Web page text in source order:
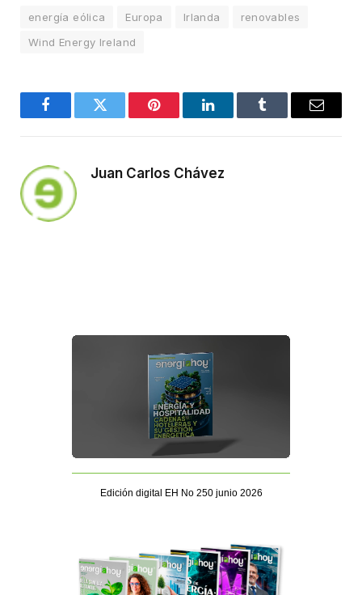
energía eólica Europa Irlanda
renovables
Wind Energy Ireland
FacebookTwitter Pinterest LinkedInTumblr Email
Juan Carlos Chávez
Edición digital EH No 250 junio 2026